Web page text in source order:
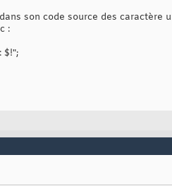
son code source des caractère
:
$!";